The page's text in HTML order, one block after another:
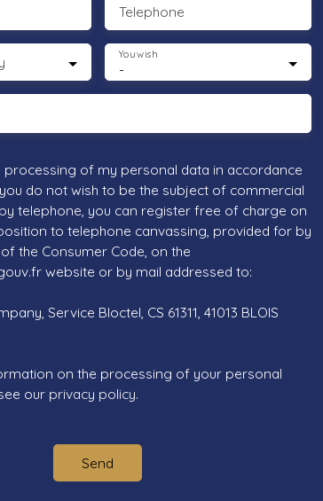
Telephone
-
You wish
processing of my personal data in accordance
you do not wish to be the subject of commercial
telephone, you can register free of charge on
to telephone canvassing, provided for by
of the Consumer Code, on the
website or by mail addressed to:
Service Bloctel, CS 61311, 41013 BLOIS
on the processing of your personal
our privacy policy.
Send